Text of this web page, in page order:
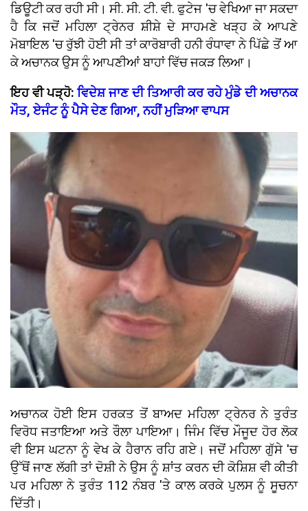
ਡਿਊਟੀ ਕਰ ਰਹੀ ਸੀ। ਸੀ. ਸੀ. ਟੀ. ਵੀ. ਫੁਟੇਜ 'ਚ ਵੇਖਿਆ ਜਾ ਸਕਦਾ
ਹੈ ਕਿ ਜਦੋਂ ਮਹਿਲਾ ਟ੍ਰੇਨਰ ਸ਼ੀਸ਼ੇ ਦੇ ਸਾਹਮਣੇ ਖੜ੍ਹ ਕੇ ਆਪਣੇ
ਮੋਬਾਇਲ 'ਚ ਰੁੱਝੀ ਹੋਈ ਸੀ ਤਾਂ ਕਾਰੋਬਾਰੀ ਹਨੀ ਰੰਧਾਵਾ ਨੇ ਪਿੱਛੇ ਤੋਂ ਆ
ਕੇ ਅਚਾਨਕ ਉਸ ਨੂੰ ਆਪਣੀਆਂ ਬਾਹਾਂ ਵਿੱਚ ਜਕੜ ਲਿਆ।
ਇਹ ਵੀ ਪੜ੍ਹੋ:ਵਿਦੇਸ਼ ਜਾਣ ਦੀ ਤਿਆਰੀ ਕਰ ਰਹੇ ਮੁੰਡੇ ਦੀ ਅਚਾਨਕ
ਮੌਤ, ਏਜੰਟ ਨੂੰ ਪੈਸੇ ਦੇਣ ਗਿਆ, ਨਹੀਂ ਮੁੜਿਆ ਵਾਪਸ
ਅਚਾਨਕ ਹੋਈ ਇਸ ਹਰਕਤ ਤੋਂ ਬਾਅਦ ਮਹਿਲਾ ਟ੍ਰੇਨਰ ਨੇ ਤੁਰੰਤ
ਵਿਰੋਧ ਜਤਾਇਆ ਅਤੇ ਰੌਲਾ ਪਾਇਆ। ਜਿੰਮ ਵਿੱਚ ਮੌਜੂਦ ਹੋਰ ਲੋਕ
ਵੀ ਇਸ ਘਟਨਾ ਨੂੰ ਵੇਖ ਕੇ ਹੈਰਾਨ ਰਹਿ ਗਏ। ਜਦੋਂ ਮਹਿਲਾ ਗੁੱਸੇ 'ਚ
ਉੱਥੋਂ ਜਾਣ ਲੱਗੀ ਤਾਂ ਦੋਸ਼ੀ ਨੇ ਉਸ ਨੂੰ ਸ਼ਾਂਤ ਕਰਨ ਦੀ ਕੋਸ਼ਿਸ਼ ਵੀ ਕੀਤੀ
ਪਰ ਮਹਿਲਾ ਨੇ ਤੁਰੰਤ 112 ਨੰਬਰ 'ਤੇ ਕਾਲ ਕਰਕੇ ਪੁਲਸ ਨੂੰ ਸੂਚਨਾ
ਦਿੱਤੀ।